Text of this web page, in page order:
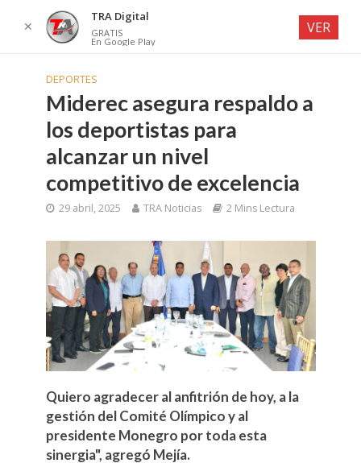
DEPORTES
Miderec asegura respaldo a
los deportistas para
alcanzar un nivel
competitivo de excelencia
29 abril, 2025 TRA Noticias 2 Mins Lectura
Quiero agradecer al anfitrión de hoy, a la
gestión del Comité Olímpico y al
presidente Monegro por toda esta
sinergia", agregó Mejía.
✕
TRA Digital
GRATIS
En Google Play
VER